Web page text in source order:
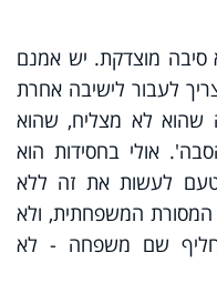
סיבה מוצדקת. יש אמנם
לעבור לישיבה אחרת
שהוא לא מצליח, שהוא
אולי בחסידות הוא
טעם לעשות את זה ללא
המשפחתית, ולא
שם משפחה - לא